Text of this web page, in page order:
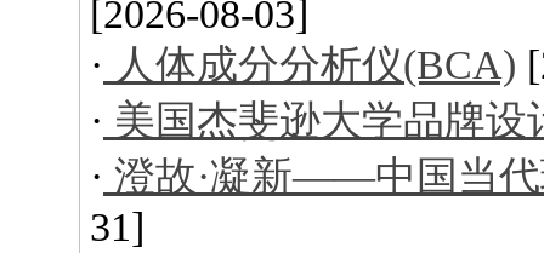
[2026-08-03]
· 人体成分分析仪(BCA)
· 美国杰斐逊大学品牌设
· 澄故·凝新——中国当
31]